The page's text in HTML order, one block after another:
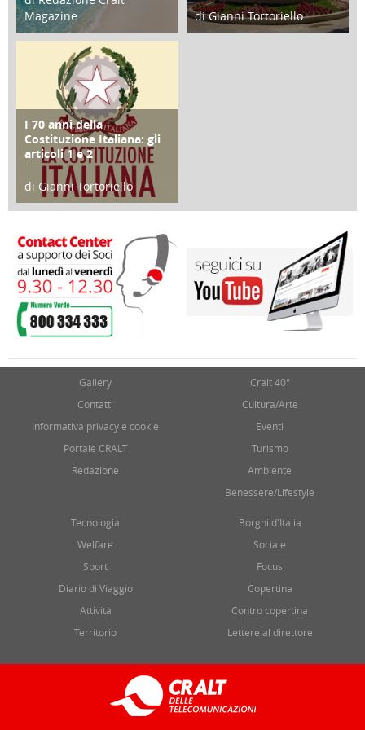
Magazine
25 Giugno 2016
di Gianni Tortoriello
FOCUS
I 70 anni della
Costituzione Italiana: gli
articoli 1 e 2
di Gianni Tortoriello
17 Marzo 2018
Gallery
Contatti
Informativa privacy e cookie
Portale CRALT
Redazione
Cralt 40°
Cultura/Arte
Eventi
Turismo
Ambiente
Benessere/Lifestyle
Tecnologia
Welfare
Sport
Diario di Viaggio
Attività
Territorio
Borghi d'Italia
Sociale
Focus
Copertina
Contro copertina
Lettere al direttore